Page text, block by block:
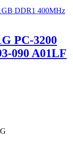
PC-3200
090 A01LF